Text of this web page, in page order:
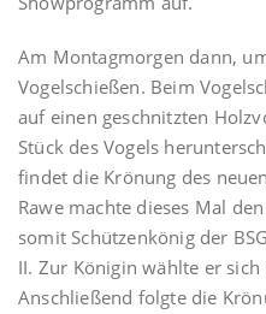
Am Montagmorgen dann,
Vogelschießen. Beim
auf einen geschnitzten
Stück des Vogels
findet die Krönung des
Rawe machte dieses Mal
somit Schützenkönig der
II. Zur Königin wählte er sich
Anschließend folgte die